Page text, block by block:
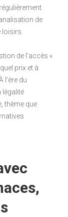
de
loisirs.
de l’accès «
prix et à
du
légalité
thème que